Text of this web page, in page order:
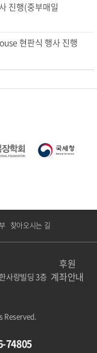
진행(중부매일
현판식 행사 진행
찾아오시는 길
사랑빌딩 3층
Reserved.
후원
계좌안내
74805